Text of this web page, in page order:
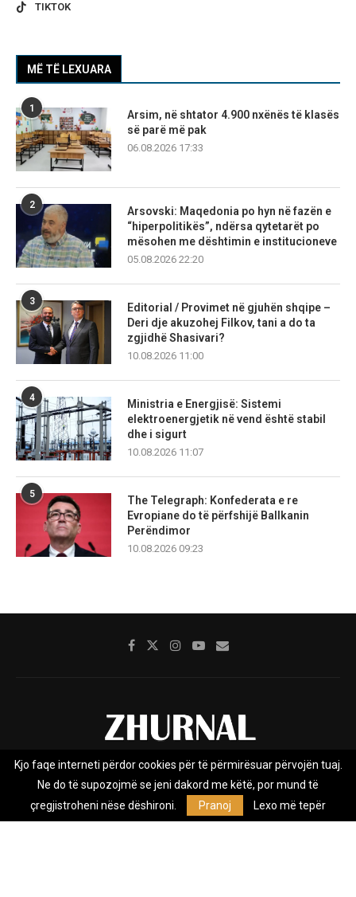
TIKTOK
MË TË LEXUARA
1
Arsim, në shtator 4.900 nxënës të klasës
së parë më pak
06.08.2026 17:33
2
Arsovski: Maqedonia po hyn në fazën e
“hiperpolitikës”, ndërsa qytetarët po
mësohen me dështimin e institucioneve
05.08.2026 22:20
3
Editorial / Provimet në gjuhën shqipe –
Deri dje akuzohej Filkov, tani a do ta
zgjidhë Shasivari?
10.08.2026 11:00
4
Ministria e Energjisë: Sistemi
elektroenergjetik në vend është stabil
dhe i sigurt
10.08.2026 11:07
5
The Telegraph: Konfederata e re
Evropiane do të përfshijë Ballkanin
Perëndimor
10.08.2026 09:23
Rreth nesh Impresumi Marketing
Privacy Policy
Zhurnal.mk është Agjenci e Lajmeve e pavarur, e themeluar në vitin
Kjo faqe interneti përdor cookies për të përmirësuar përvojën tuaj.
Ne do të supozojmë se jeni dakord me këtë, por mund të
çregjistroheni nëse dëshironi.
Pranoj Lexo më tepër